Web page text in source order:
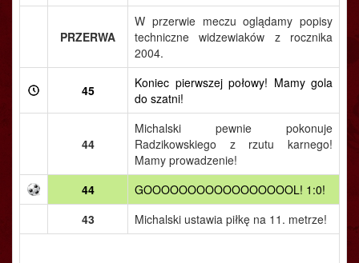
PRZERWA
W przerwie meczu oglądamy popisy
techniczne widzewiaków z rocznika
2004.
45
Koniec pierwszej połowy! Mamy gola
do szatni!
44
Michalski pewnie pokonuje
Radzikowskiego z rzutu karnego!
Mamy prowadzenie!
44
GOOOOOOOOOOOOOOOOOL! 1:0!
43
Michalski ustawia piłkę na 11. metrze!